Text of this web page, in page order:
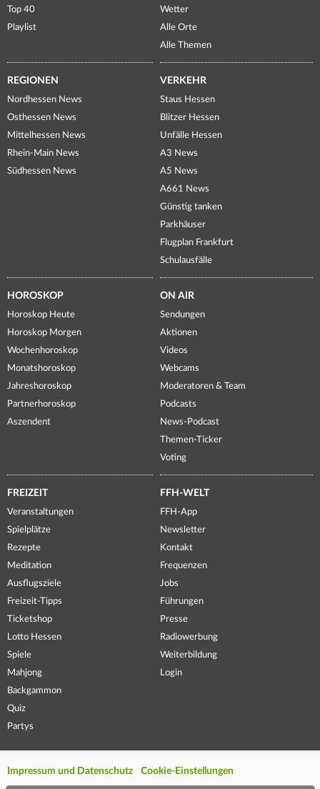
Top 40
Playlist
Wetter
Alle Orte
Alle Themen
REGIONEN
Nordhessen News
Osthessen News
Mittelhessen News
Rhein-Main News
Südhessen News
VERKEHR
Staus Hessen
Blitzer Hessen
Unfälle Hessen
A3 News
A5 News
A661 News
Günstig tanken
Parkhäuser
Flugplan Frankfurt
Schulausfälle
HOROSKOP
Horoskop Heute
Horoskop Morgen
Wochenhoroskop
Monatshoroskop
Jahreshoroskop
Partnerhoroskop
Aszendent
ON AIR
Sendungen
Aktionen
Videos
Webcams
Moderatoren & Team
Podcasts
News-Podcast
Themen-Ticker
Voting
FREIZEIT
Veranstaltungen
Spielplätze
Rezepte
Meditation
Ausflugsziele
Freizeit-Tipps
Ticketshop
Lotto Hessen
Spiele
Mahjong
Backgammon
Quiz
Partys
FFH-WELT
FFH-App
Newsletter
Kontakt
Frequenzen
Jobs
Führungen
Presse
Radiowerbung
Weiterbildung
Login
Impressum und Datenschutz Cookie-Einstellungen